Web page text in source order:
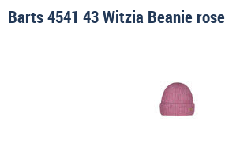
Barts 4541 43 Witzia Beanie rose